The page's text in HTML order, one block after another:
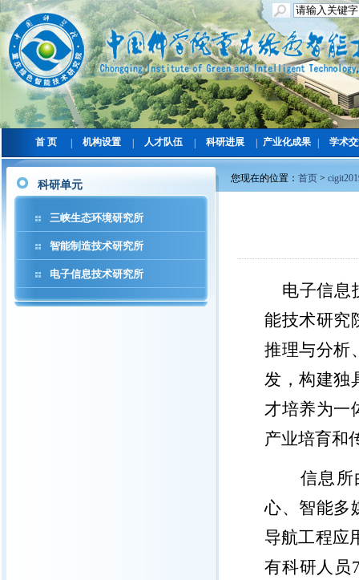
首 页 机构设置 人才队伍 科研进展 产业化成果 学术
科研单元
三峡生态环境研究所
智能制造技术研究所
电子信息技术研究所
您现在的位置： 首页 >
电子信息
能技术研究
推理与分析
发，构建独
才培养为一
产业培育和
信息所
心、智能多
导航工程应
有科研人员